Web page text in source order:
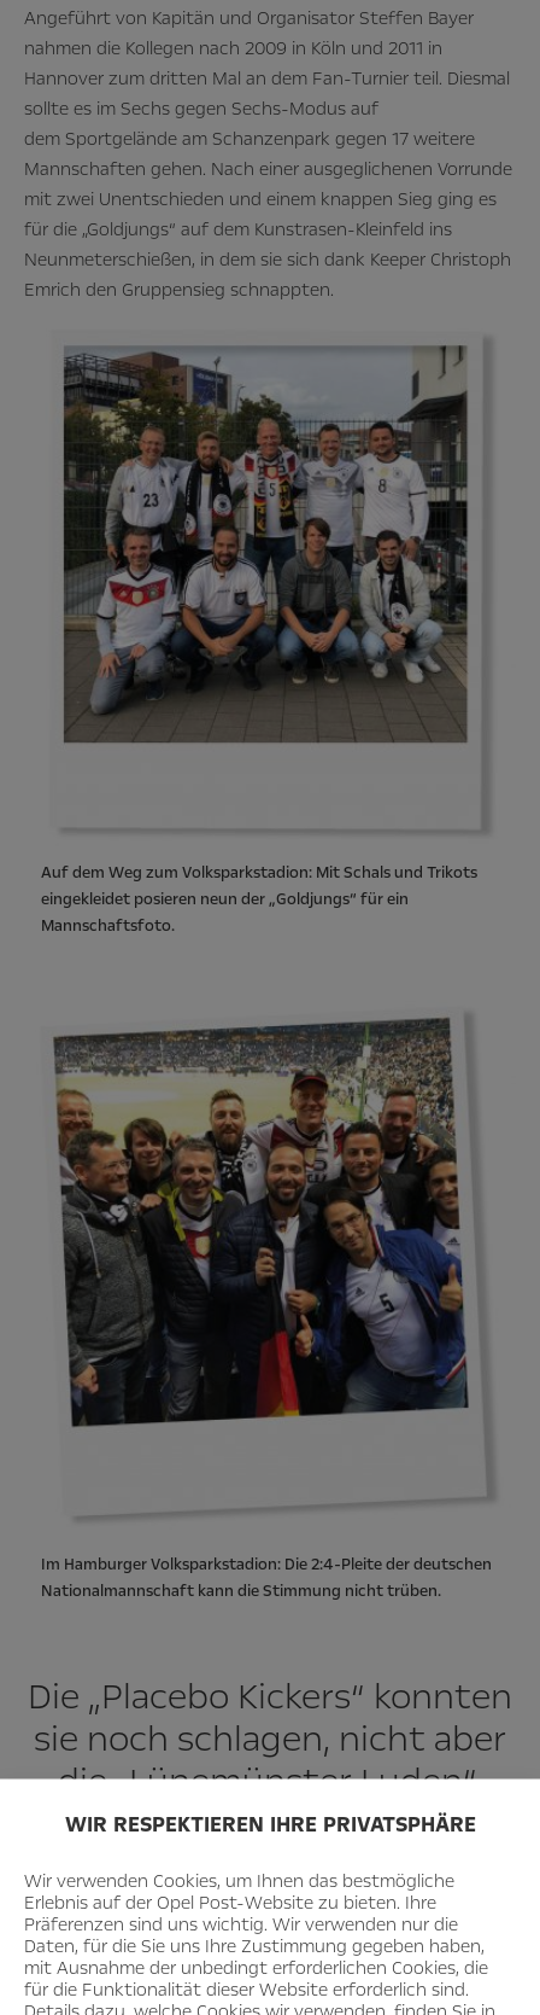
WIR RESPEKTIEREN IHRE PRIVATSPHÄRE
Wir verwenden Cookies, um Ihnen das bestmögliche
Erlebnis auf der Opel Post-Website zu bieten. Ihre
Präferenzen sind uns wichtig. Wir verwenden nur die
Daten, für die Sie uns Ihre Zustimmung gegeben haben,
mit Ausnahme der unbedingt erforderlichen Cookies, die
für die Funktionalität dieser Website erforderlich sind.
Angeführt von Kapitän und Organisator Steffen Bayer
nahmen die Kollegen nach 2009 in Köln und 2011 in
Hannover zum dritten Mal an dem Fan-Turnier teil. Diesmal
sollte es im Sechs gegen Sechs-Modus auf
dem Sportgelände am Schanzenpark gegen 17 weitere
Mannschaften gehen. Nach einer ausgeglichenen Vorrunde
mit zwei Unentschieden und einem knappen Sieg ging es
für die „Goldjungs“ auf dem Kunstrasen-Kleinfeld ins
Neunmeterschießen, in dem sie sich dank Keeper Christoph
Emrich den Gruppensieg schnappten.
Auf dem Weg zum Volksparkstadion: Mit Schals und Trikots
eingekleidet posieren neun der „Goldjungs“ für ein
Mannschaftsfoto.
Im Hamburger Volksparkstadion: Die 2:4-Pleite der deutschen
Nationalmannschaft kann die Stimmung nicht trüben.
Die „Placebo Kickers“ konnten
sie noch schlagen, nicht aber
die „Lünemünster Luden“.
Das Spiel gegen die „Lünemünster Luden“ endete nach
einer taktisch geführten Partie torlos, sodass es – wer
hätte es gedacht? – erneut zum Neunmeterschießen kam.
Hier zogen die „Goldjungs“ gegen den späteren